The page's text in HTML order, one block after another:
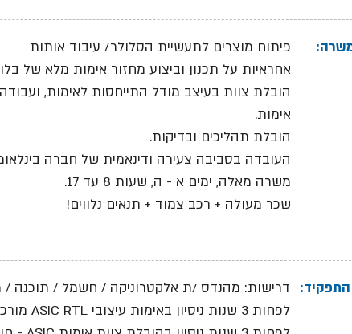
פיתוח מוצרים לתעשיית הסלולר/ עיבוד אותות
אחראיות על תכנון וביצוע מחזור אימות מלא של
הובלת צוות בעיצב מודל התייחסות לאימות,
אימות.
הובלת תהליכים ובדיקות.
העובדה בסביבה צעירה ודינאמית של חברה
משרה מאלה, ימים א - ה, שעות 8 עד 17.
שכר מעולה + רכב צמוד + תנאים נלווים!
דרישות: מהנדס /ת אלקטרוניקה / חשמל / תוכנה
לפחות 3 שנות ניסיון באימות עיצובי ASIC RTL מורכבים -חובה.